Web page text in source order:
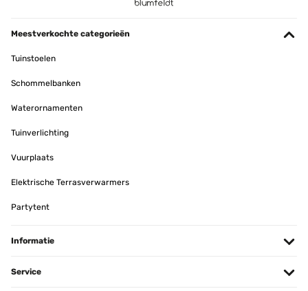
Meestverkochte categorieën
Tuinstoelen
Schommelbanken
Waterornamenten
Tuinverlichting
Vuurplaats
Elektrische Terrasverwarmers
Partytent
Informatie
Service